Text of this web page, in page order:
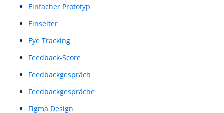
Design System
Design von Nutzerinteraktionen
Design-Systems
Design-Thinking
Designsystem